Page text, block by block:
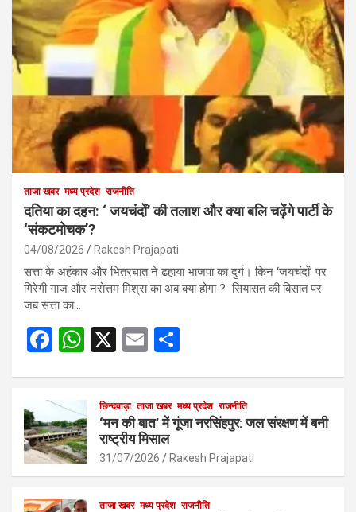
ताजा खबर मध्य प्रदेश राजनीति
दतिया का दहन: ‘ जयचंदों’ की तलाश और क्या बलि चढ़ेंगे पार्टी के
‘संकटमोचक’?
04/08/2026 Rakesh Prajapati
सत्ता के अहंकार और भितरघात ने ढहाया भाजपा का दुर्ग। किन ‘जयचंदों’ पर
गिरेगी गाज और नरोत्तम मिश्रा का अब क्या होगा ? सियासत की बिसात पर
जब सत्ता का…
F
b
o
o
k
W
s
A
p
p
X
E
e
छिन्दवाड़ा ताजा खबर मध्य प्रदेश राजनीति
‘मन की बात’ में गूंजा नरसिंहपुर: जल संरक्षण में बनी
राष्ट्रीय मिसाल
31/07/2026 Rakesh Prajapati
ताजा खबर मध्य प्रदेश राजनीति